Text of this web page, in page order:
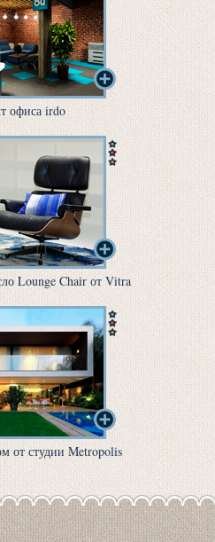
офиса irdo
Lounge Chair от Vitra
от студии Metropolis